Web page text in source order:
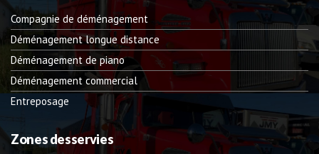
Compagnie de déménagement
Déménagement longue distance
Déménagement de piano
Déménagement commercial
Entreposage
Zones desservies